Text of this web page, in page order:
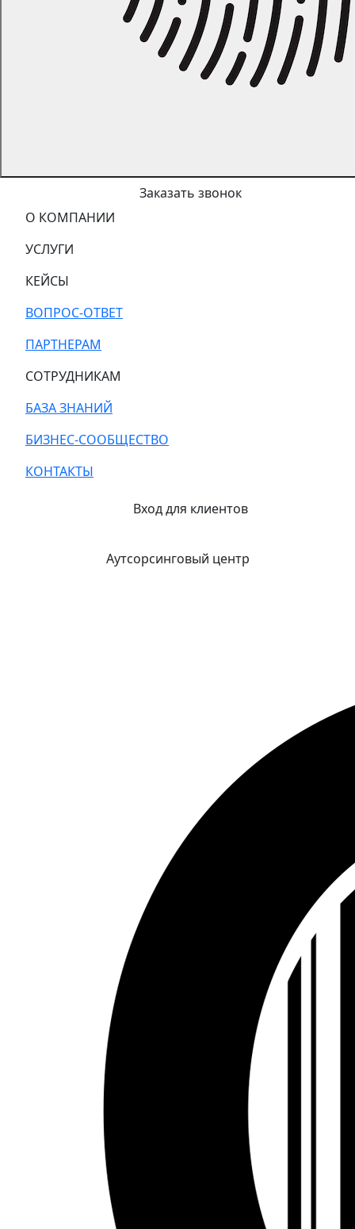
Заказать звонок
О КОМПАНИИ
УСЛУГИ
КЕЙСЫ
ВОПРОС-ОТВЕТ
ПАРТНЕРАМ
СОТРУДНИКАМ
БАЗА ЗНАНИЙ
БИЗНЕС-СООБЩЕСТВО
КОНТАКТЫ
Вход для клиентов
Аутсорсинговый центр